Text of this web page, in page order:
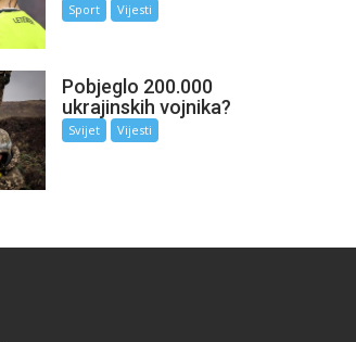
Sport Vijesti
Pobjeglo 200.000
ukrajinskih vojnika?
Svijet Vijesti